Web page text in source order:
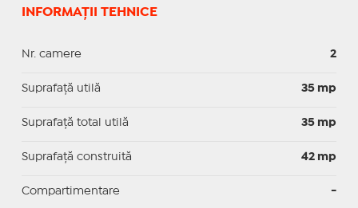
INFORMAȚII TEHNICE
Nr. camere 2
Suprafaţă utilă 35 mp
Suprafaţă total utilă 35 mp
Suprafaţă construită 42 mp
Compartimentare -